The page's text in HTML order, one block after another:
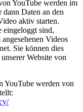
YouTube werden im
Daten an den
aktiv starten.
eingeloggt sind,
Videos
Sie können dies
Website von
YouTube werden von